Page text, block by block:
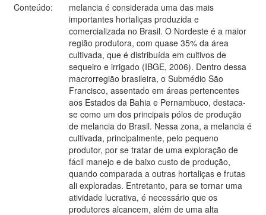
Conteúdo:
melancia é considerada uma das mais
importantes hortaliças produzida e
comercializada no Brasil. O Nordeste é a maior
região produtora, com quase 35% da área
cultivada, que é distribuída em cultivos de
sequeiro e irrigado (IBGE, 2006). Dentro dessa
macrorregião brasileira, o Submédio São
Francisco, assentado em áreas pertencentes
aos Estados da Bahia e Pernambuco, destaca-
se como um dos principais pólos de produção
de melancia do Brasil. Nessa zona, a melancia é
cultivada, principalmente, pelo pequeno
produtor, por se tratar de uma exploração de
fácil manejo e de baixo custo de produção,
quando comparada a outras hortaliças e frutas
ali exploradas. Entretanto, para se tornar uma
atividade lucrativa, é necessário que os
produtores alcancem, além de uma alta